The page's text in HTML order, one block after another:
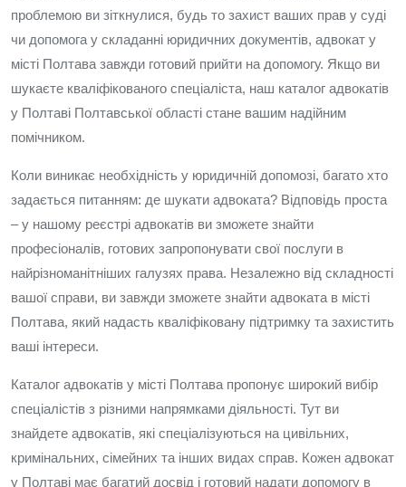
проблемою ви зіткнулися, будь то захист ваших прав у суді
чи допомога у складанні юридичних документів, адвокат у
місті Полтава завжди готовий прийти на допомогу. Якщо ви
шукаєте кваліфікованого спеціаліста, наш каталог адвокатів
у Полтаві Полтавської області стане вашим надійним
помічником.
Коли виникає необхідність у юридичній допомозі, багато хто
задається питанням: де шукати адвоката? Відповідь проста
– у нашому реєстрі адвокатів ви зможете знайти
професіоналів, готових запропонувати свої послуги в
найрізноманітніших галузях права. Незалежно від складності
вашої справи, ви завжди зможете знайти адвоката в місті
Полтава, який надасть кваліфіковану підтримку та захистить
ваші інтереси.
Каталог адвокатів у місті Полтава пропонує широкий вибір
спеціалістів з різними напрямками діяльності. Тут ви
знайдете адвокатів, які спеціалізуються на цивільних,
кримінальних, сімейних та інших видах справ. Кожен адвокат
у Полтаві має багатий досвід і готовий надати допомогу в